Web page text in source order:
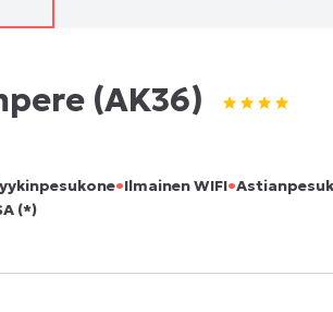
(AK36)
•Ilmainen WIFI•
(*)